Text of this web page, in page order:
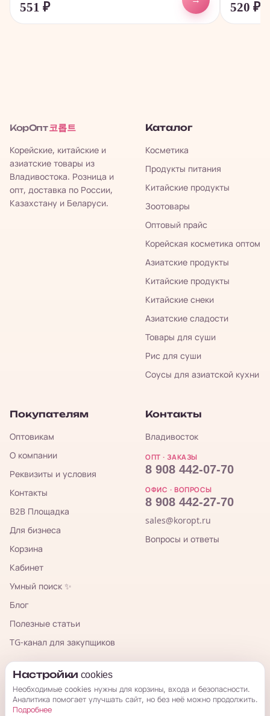
551 ₽ 520₽
КорОпт 코롭트
Корейские, китайские и
азиатские товары из
Владивостока. Розница и
опт, доставка по России,
Казахстану и Беларуси.
Каталог
Косметика
Продукты питания
Китайские продукты
Зоотовары
Оптовый прайс
Корейская косметика оптом
Азиатские продукты
Китайские продукты
Китайские снеки
Азиатские сладости
Товары для суши
Рис для суши
Соусы для азиатской кухни
Покупателям
Оптовикам
О компании
Реквизиты и условия
Контакты
B2B Площадка
Для бизнеса
Корзина
Кабинет
Умный поиск ✨
Блог
Полезные статьи
TG-канал для закупщиков
Контакты
Владивосток
ОПТ · ЗАКАЗЫ
8 908 442-07-70
ОФИС · ВОПРОСЫ
8 908 442-27-70
sales@koropt.ru
Вопросы и ответы
КорОпт
Настройки cookies
Необходимые cookies нужны для корзины, входа и безопасности.
Аналитика помогает улучшать сайт, но без неё можно продолжить.
Подробнее